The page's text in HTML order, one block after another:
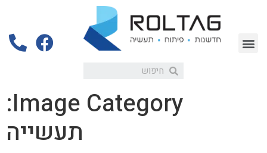
Image Category:
תעשייה